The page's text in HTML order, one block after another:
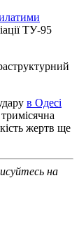
ТУ-95
в Одесі
жертв ще
на